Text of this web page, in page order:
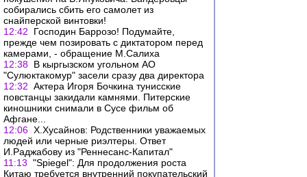
собирались сбить его самолет из
снайперской винтовки!
12:42
Господин Баррозо! Подумайте,
прежде чем позировать с диктатором перед
камерами, - обращение М.Салиха
12:38 В кыргызском угольном АО
"Сулюктакомур" засели сразу два директора
12:32 Актера Игоря Бочкина тунисские
повстанцы закидали камнями. Питерские
киношники снимали в Сусе фильм об
Афгане...
12:06 Х.Хусайнов: Родственники уважаемых
людей или черные риэлтеры. Ответ
И.Раджабову из "Реннесанс-Капитал"
11:13 "Spiegel": Для продолжения роста
Китаю требуется внутренний покупательский